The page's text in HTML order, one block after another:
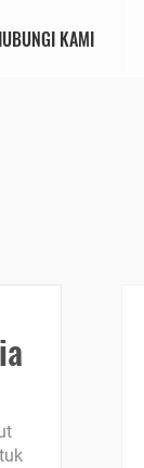
KAMI